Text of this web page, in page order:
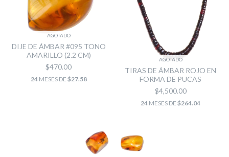
AGOTADO
DIJE DE ÁMBAR #095 TONO
AMARILLO (2.2 CM)
$470.00
24MESES DE $27.58
AGOTADO
TIRAS DE ÁMBAR ROJO EN
FORMA DE PUCAS
$4,500.00
24 MESES DE $264.04